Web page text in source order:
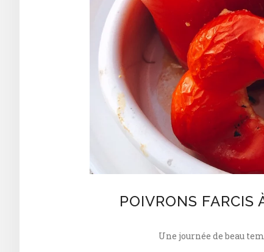
POIVRONS FARCIS
Une journée de beau